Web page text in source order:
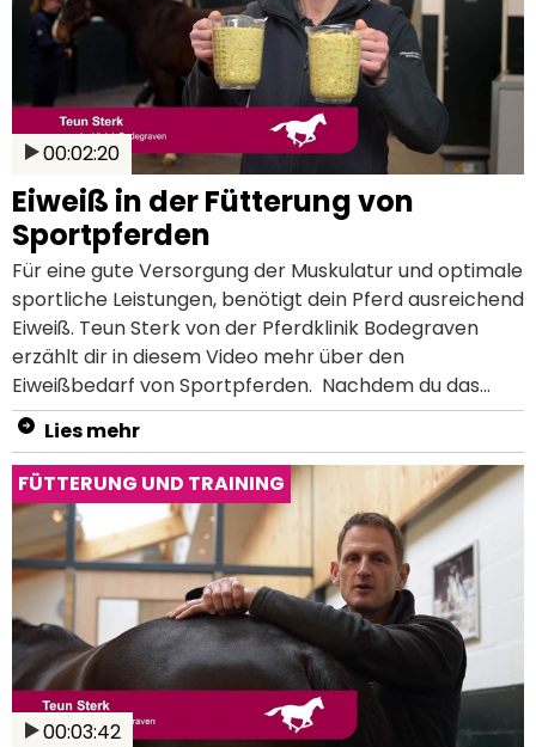
Ebenso macht Hafer in bedarfsgerechten Mengen
Pferde nicht verrückt, sondern eher vital, lebensfroh
Themenseite.
00:02:20
Eiweiß in der Fütterung von
Sportpferden
Für eine gute Versorgung der Muskulatur und optimale
sportliche Leistungen, benötigt dein Pferd ausreichend
Eiweiß. Teun Sterk von der Pferdklinik Bodegraven
erzählt dir in diesem Video mehr über den
Eiweißbedarf von Sportpferden. Nachdem du das
Video angeschaut hast, weißt du: Wieso dein Pferd
ausreichend Eiweiß benötigt Welche Folgen ein
Eiweißmangel bei deinem Pferd hat Wie hoch der
Eiweißbedarf von Sportpferden ist Erfahre mehr
über Eiweiß in der Pferdefütterung in unserem
Ratgeber.
Lies mehr
FÜTTERUNG UND TRAINING
00:03:42